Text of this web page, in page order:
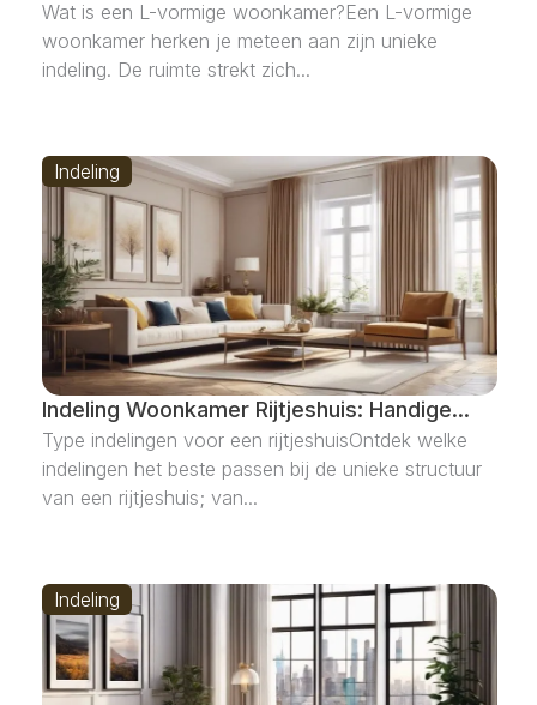
Wat is een L-vormige woonkamer?Een L-vormige
woonkamer herken je meteen aan zijn unieke
indeling. De ruimte strekt zich...
Indeling
Indeling Woonkamer Rijtjeshuis: Handige...
Type indelingen voor een rijtjeshuisOntdek welke
indelingen het beste passen bij de unieke structuur
van een rijtjeshuis; van...
Indeling